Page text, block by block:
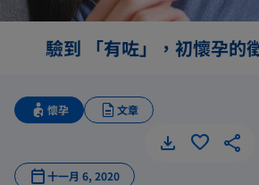
驗到 「有咗」，初懷孕的
懷孕 文章
十一月 6, 2020